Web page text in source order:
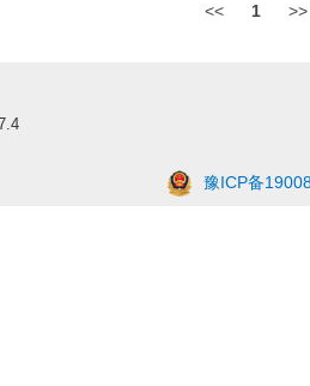
<< 1 >>
豫ICP备